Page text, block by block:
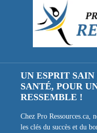
UN ESPRIT SAIN
SANTÉ, POUR
RESSEMBLE !
Chez Pro Ressources.ca,
les clés du succès et du